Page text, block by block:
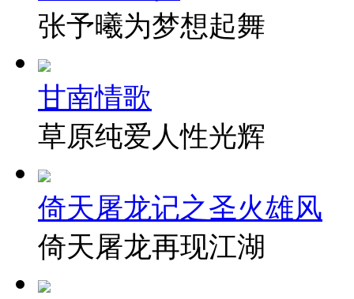
张予曦为梦想起舞
甘南情歌
草原纯爱人性光辉
倚天屠龙记之圣火雄风
倚天屠龙再现江湖